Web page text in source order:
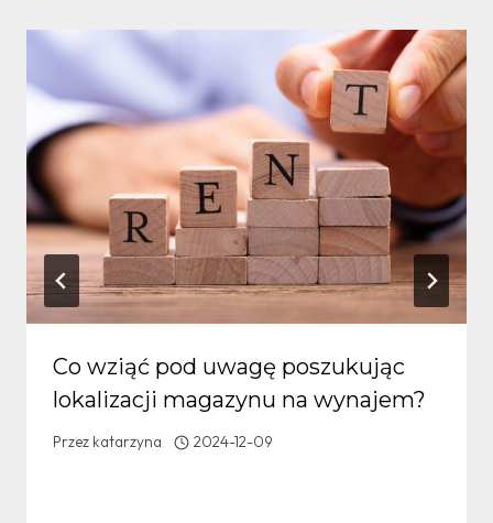
Co wziąć pod uwagę poszukując
lokalizacji magazynu na wynajem?
Przez katarzyna 2024-12-09